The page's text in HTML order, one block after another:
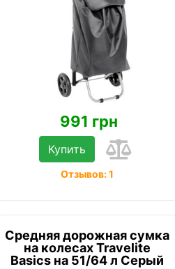
991 грн
Купить
Отзывов: 1
Средняя дорожная сумка
на колесах Travelite
Basics на 51/64 л Серый